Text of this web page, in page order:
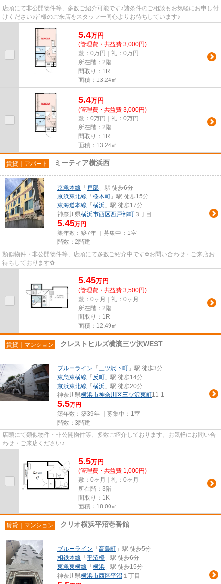
店頭にて非公開物件等、多数ご紹介可能です♪諸条件のご相談もお気軽にお申し付
けください♪皆様のご来店をスタッフ一同心よりお待ちしています♪
5.4万円
(管理費・共益費 3,000円)
敷：0万円｜礼：0万円
所在階：2階
間取り：1R
面積：13.24㎡
5.4万円
(管理費・共益費 3,000円)
敷：0万円｜礼：0万円
所在階：2階
間取り：1R
面積：13.24㎡
賃貸｜アパート ミーティア横浜西
京急本線 「 戸部 」駅 徒歩6分
京浜東北線 「 桜木町 」駅 徒歩15分
東海道本線 「 横浜 」駅 徒歩17分
神奈川県横浜市西区西戸部町 ３丁目
5.45万円
築年数：築7年 ｜募集中： 1室
階数：2階建
類似物件・非公開物件等、店頭にて多数ご紹介中です✿お問い合わせ・ご来店お
待ちしております✿
5.45万円
(管理費・共益費 3,500円)
敷：0ヶ月｜礼：0ヶ月
所在階：2階
間取り：1R
面積：12.49㎡
賃貸｜マンション クレストヒルズ横濱三ツ沢WEST
ブルーライン 「 三ツ沢下町 」駅 徒歩3分
東急東横線 「 反町 」駅 徒歩14分
京浜東北線 「 横浜 」駅 徒歩20分
神奈川県横浜市神奈川区三ツ沢東町11-1
5.5万円
築年数：築39年 ｜募集中： 1室
階数：3階建
店頭にて類似物件・非公開物件等、多数ご紹介しております。お気軽にお問い合
わせ・ご来店ください♪
5.5万円
(管理費・共益費 1,000円)
敷：0ヶ月｜礼：0ヶ月
所在階：3階
間取り：1K
面積：18.00㎡
賃貸｜マンション クリオ横浜平沼壱番館
ブルーライン 「 高島町 」駅 徒歩5分
相鉄本線 「 平沼橋 」駅 徒歩6分
東急東横線 「 横浜 」駅 徒歩15分
神奈川県横浜市西区平沼 １丁目